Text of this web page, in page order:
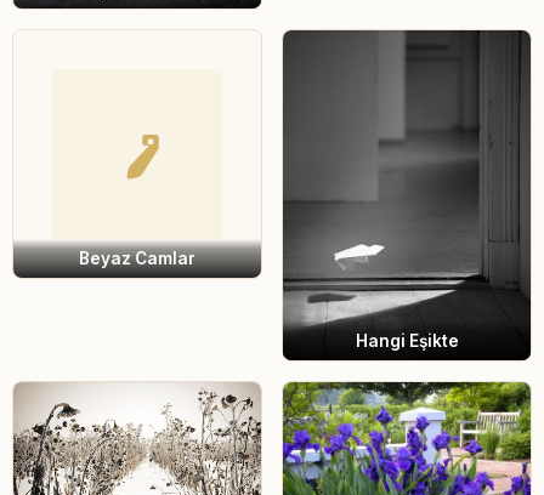
Beyaz Camlar
Hangi Eşikte